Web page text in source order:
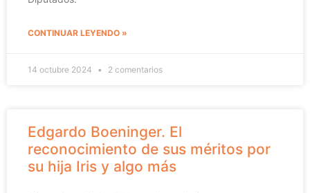
CONTINUAR LEYENDO »
14 octubre 2024 2 comentarios
Edgardo Boeninger. El
reconocimiento de sus méritos por
su hija Iris y algo más